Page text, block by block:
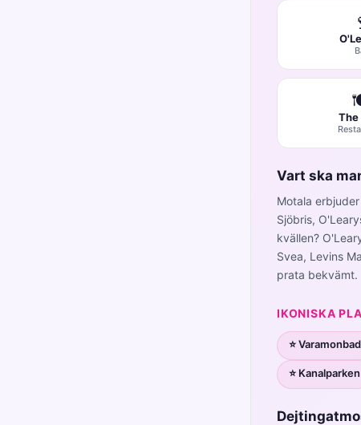
The
Vart ska
Motala
Sjöbris,
kvällen?
Svea, Levins
prata bekvämt.
IKONISKA
⭐
⭐ Kanalparken